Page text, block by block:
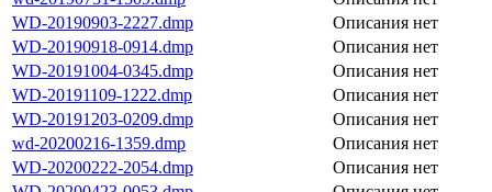
WD-20190903-2227.dmp
Описания нет
WD-20190918-0914.dmp
Описания нет
WD-20191004-0345.dmp
Описания нет
WD-20191109-1222.dmp
Описания нет
WD-20191203-0209.dmp
Описания нет
wd-20200216-1359.dmp
Описания нет
WD-20200222-2054.dmp
Описания нет